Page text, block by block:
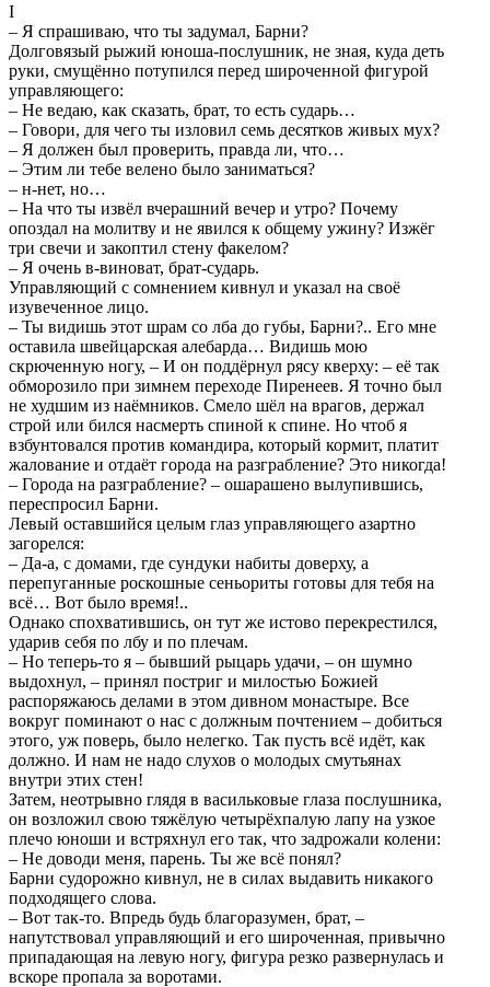
I
– Я спрашиваю, что ты задумал, Барни?
Долговязый рыжий юноша-послушник, не зная, куда деть
руки, смущённо потупился перед широченной фигурой
управляющего:
– Не ведаю, как сказать, брат, то есть сударь…
– Говори, для чего ты изловил семь десятков живых мух?
– Я должен был проверить, правда ли, что…
– Этим ли тебе велено было заниматься?
– н-нет, но…
– На что ты извёл вчерашний вечер и утро? Почему
опоздал на молитву и не явился к общему ужину? Изжёг
три свечи и закоптил стену факелом?
– Я очень в-виноват, брат-сударь.
Управляющий с сомнением кивнул и указал на своё
изувеченное лицо.
– Ты видишь этот шрам со лба до губы, Барни?.. Его мне
оставила швейцарская алебарда… Видишь мою
скрюченную ногу, – И он поддёрнул рясу кверху: – её так
обморозило при зимнем переходе Пиренеев. Я точно был
не худшим из наёмников. Смело шёл на врагов, держал
строй или бился насмерть спиной к спине. Но чтоб я
взбунтовался против командира, который кормит, платит
жалование и отдаёт города на разграбление? Это никогда!
– Города на разграбление? – ошарашено вылупившись,
переспросил Барни.
Левый оставшийся целым глаз управляющего азартно
загорелся:
– Да-а, с домами, где сундуки набиты доверху, а
перепуганные роскошные сеньориты готовы для тебя на
всё… Вот было время!..
Однако спохватившись, он тут же истово перекрестился,
ударив себя по лбу и по плечам.
– Но теперь-то я – бывший рыцарь удачи, – он шумно
выдохнул, – принял постриг и милостью Божией
распоряжаюсь делами в этом дивном монастыре. Все
вокруг поминают о нас с должным почтением – добиться
этого, уж поверь, было нелегко. Так пусть всё идёт, как
должно. И нам не надо слухов о молодых смутьянах
внутри этих стен!
Затем, неотрывно глядя в васильковые глаза послушника,
он возложил свою тяжёлую четырёхпалую лапу на узкое
плечо юноши и встряхнул его так, что задрожали колени:
– Не доводи меня, парень. Ты же всё понял?
Барни судорожно кивнул, не в силах выдавить никакого
подходящего слова.
– Вот так-то. Впредь будь благоразумен, брат, –
напутствовал управляющий и его широченная, привычно
припадающая на левую ногу, фигура резко развернулась и
вскоре пропала за воротами.